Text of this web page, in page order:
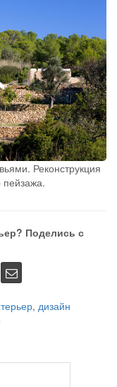
Реконструкция
Поделись с
, дизайн